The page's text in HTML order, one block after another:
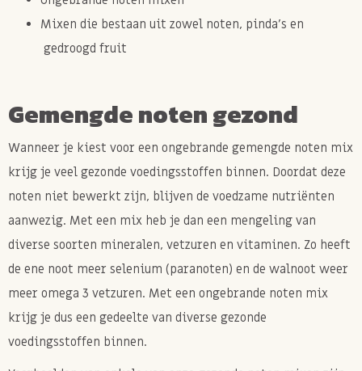
Mixen die bestaan uit zowel noten, pinda's en
gedroogd fruit
Gemengde noten gezond
Wanneer je kiest voor een ongebrande gemengde noten mix
krijg je veel gezonde voedingsstoffen binnen. Doordat deze
noten niet bewerkt zijn, blijven de voedzame nutriënten
aanwezig. Met een mix heb je dan een mengeling van
diverse soorten mineralen, vetzuren en vitaminen. Zo heeft
de ene noot meer selenium (paranoten) en de walnoot weer
meer omega 3 vetzuren. Met een ongebrande noten mix
krijg je dus een gedeelte van diverse gezonde
voedingsstoffen binnen.